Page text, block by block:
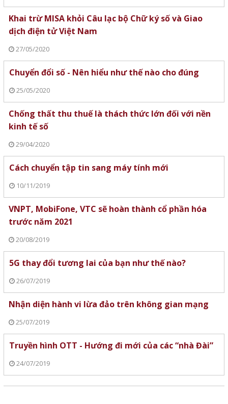
Khai trừ MISA khỏi Câu lạc bộ Chữ ký số và Giao
dịch điện tử Việt Nam
27/05/2020
Chuyển đổi số - Nên hiểu như thế nào cho đúng
25/05/2020
Chống thất thu thuế là thách thức lớn đối với nền
kinh tế số
29/04/2020
Cách chuyển tập tin sang máy tính mới
10/11/2019
VNPT, MobiFone, VTC sẽ hoàn thành cổ phần hóa
trước năm 2021
20/08/2019
5G thay đổi tương lai của bạn như thế nào?
26/07/2019
Nhận diện hành vi lừa đảo trên không gian mạng
25/07/2019
Truyền hình OTT - Hướng đi mới của các “nhà Đài”
24/07/2019